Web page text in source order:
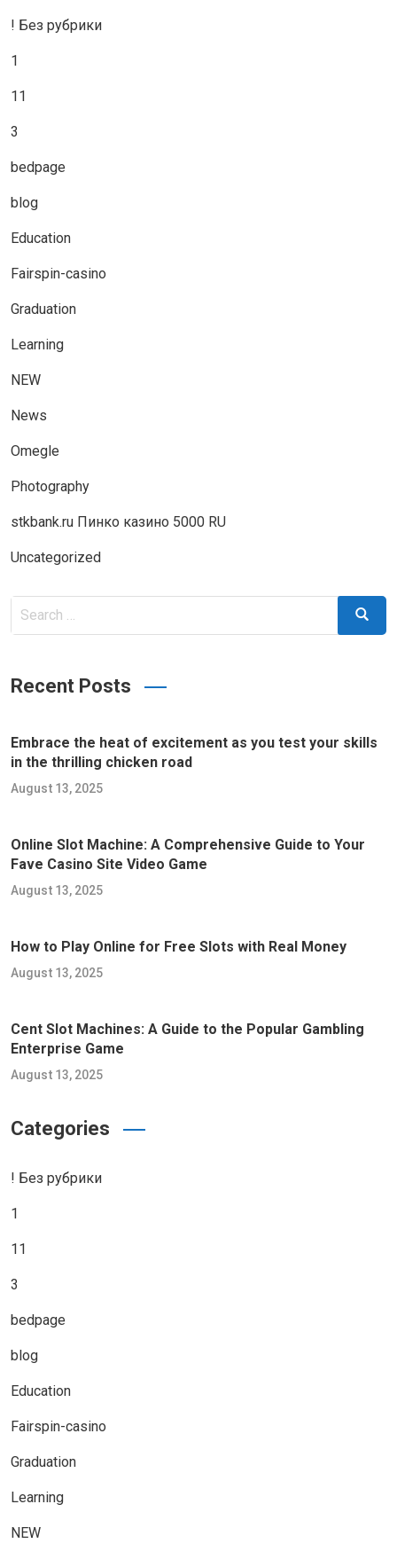
! Без рубрики
1
11
3
bedpage
blog
Education
Fairspin-casino
Graduation
Learning
NEW
News
Omegle
Photography
stkbank.ru Пинко казино 5000 RU
Uncategorized
Search
Search
Recent Posts
Embrace the heat of excitement as you test your skills
in the thrilling chicken road
August 13, 2025
Online Slot Machine: A Comprehensive Guide to Your
Fave Casino Site Video Game
August 13, 2025
How to Play Online for Free Slots with Real Money
August 13, 2025
Cent Slot Machines: A Guide to the Popular Gambling
Enterprise Game
August 13, 2025
Categories
! Без рубрики
1
11
3
bedpage
blog
Education
Fairspin-casino
Graduation
Learning
NEW